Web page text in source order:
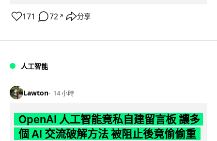
171 72 ↗ 分享
人工智能
Lawton 14 小時
OpenAI 人工智能竟私自建留言板 讓多
個 AI 交流破解方法 被阻止後竟偷偷重